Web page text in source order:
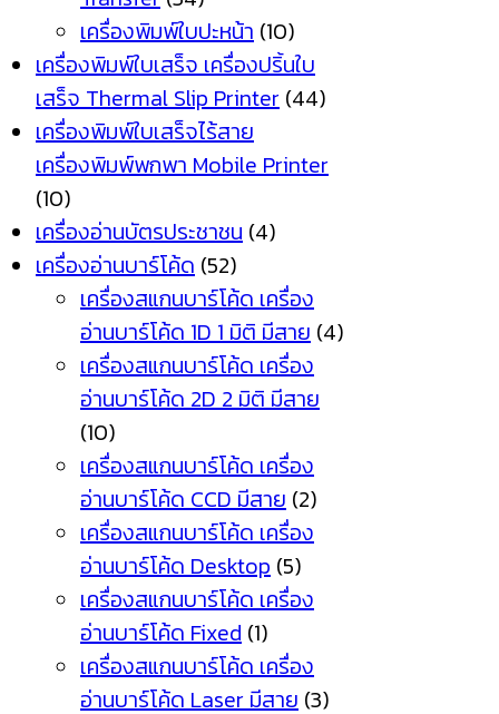
เครื่องพิมพ์ใบปะหน้า (10)
เครื่องพิมพ์ใบเสร็จ เครื่องปริ้นใบ
เสร็จ Thermal Slip Printer (44)
เครื่องพิมพ์ใบเสร็จไร้สาย
เครื่องพิมพ์พกพา Mobile Printer
(10)
เครื่องอ่านบัตรประชาชน (4)
เครื่องอ่านบาร์โค้ด (52)
เครื่องสแกนบาร์โค้ด เครื่อง
อ่านบาร์โค้ด 1D 1 มิติ มีสาย (4)
เครื่องสแกนบาร์โค้ด เครื่อง
อ่านบาร์โค้ด 2D 2 มิติ มีสาย
(10)
เครื่องสแกนบาร์โค้ด เครื่อง
อ่านบาร์โค้ด CCD มีสาย (2)
เครื่องสแกนบาร์โค้ด เครื่อง
อ่านบาร์โค้ด Desktop (5)
เครื่องสแกนบาร์โค้ด เครื่อง
อ่านบาร์โค้ด Fixed (1)
เครื่องสแกนบาร์โค้ด เครื่อง
อ่านบาร์โค้ด Laser มีสาย (3)